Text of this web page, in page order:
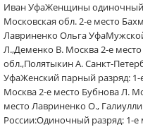
Иван УфаЖенщины одиночный
Московская обл. 2-е место
Лавриненко Ольга
Л.,Деменко В. Москва 2-е
обл.,Полятыкин А. Санкт-
УфаЖенский парный разряд:
Москва 2-е место Бубнова Л.
место Лавриненко О.,
России:Одиночный разряд: 1-